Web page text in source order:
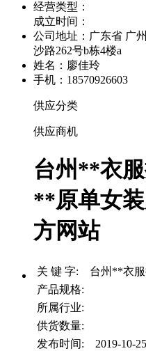
经营类型：
成立时间：
公司地址： 广东省 广
沙路262号b栋4楼a
姓名：廖佳玲
手机：18570926603
供应分类
供应商机
台州**衣
**原单女
方网站
关 键 字: 台州**衣服
产品规格:
所属行业:
供货数量:
发布时间: 2019-10-25